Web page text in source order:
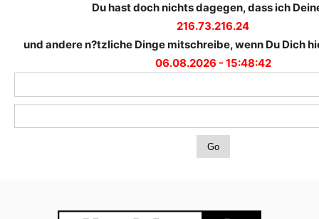
Du hast doch nichts dagegen, dass ich
216.73.216.24
und andere n?tzliche Dinge mitschreibe, wenn Du Dich
06.08.2026 - 15:48:42